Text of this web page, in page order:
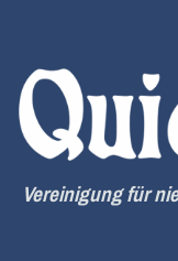
springen
Vereinigung für